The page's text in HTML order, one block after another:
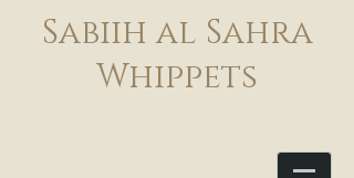
Sabiih al Sahra
Whippets